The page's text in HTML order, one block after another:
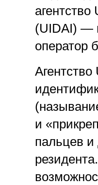
(UIDAI) —
оператор
и
пальцев и